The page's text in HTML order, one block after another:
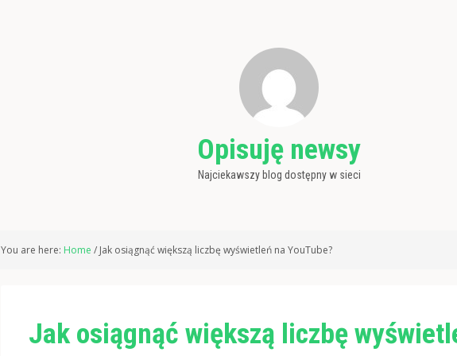
Opisuję newsy
Najciekawszy blog dostępny w sieci
You are here: Home / Jak osiągnąć większą liczbę wyświetleń na YouTube?
Jak osiągnąć większą liczbę